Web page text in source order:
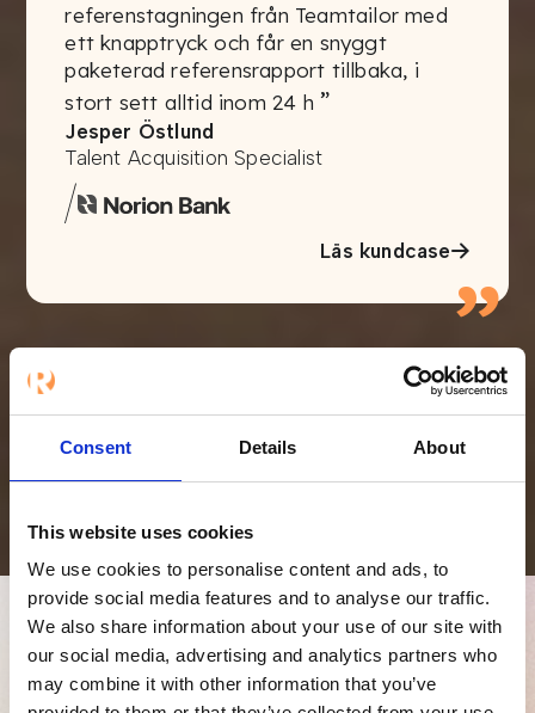
Consent Details About
This website uses cookies
We use cookies to personalise content and ads, to
provide social media features and to analyse our traffic.
We also share information about your use of our site with
our social media, advertising and analytics partners who
may combine it with other information that you’ve
”
referenstagningen från Teamtailor med
ett knapptryck och får en snyggt
paketerad referensrapport tillbaka, i
stort sett alltid inom 24 h ”
Jesper Östlund
Talent Acquisition Specialist
/
Läs kundcase